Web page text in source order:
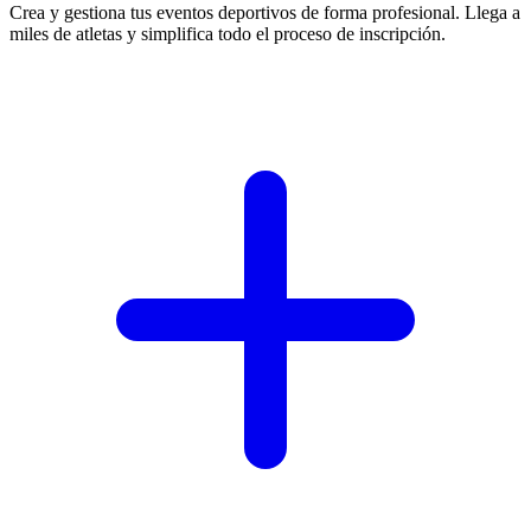
Crea y gestiona tus eventos deportivos de forma profesional. Llega a
miles de atletas y simplifica todo el proceso de inscripción.